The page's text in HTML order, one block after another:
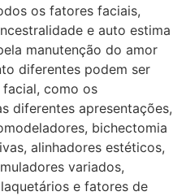
os fatores faciais,
e auto estima
manutenção do amor
diferentes podem ser
como os
diferentes apresentações,
bichectomia
alinhadores estéticos,
variados,
e fatores de